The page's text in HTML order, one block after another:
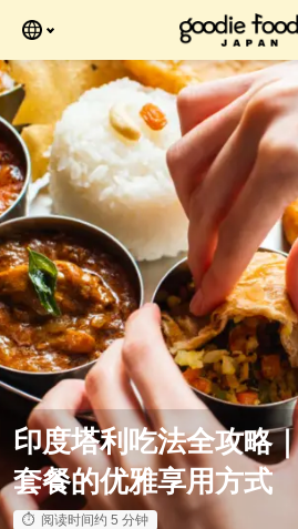
content
印度塔利吃法全攻略
套餐的优雅享用方式
阅读时间约 5 分钟